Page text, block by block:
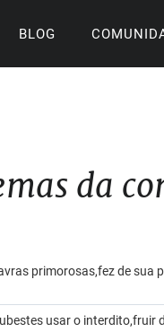
BLOG
da
primorosas,fez de sua
usar o interdito,fruir